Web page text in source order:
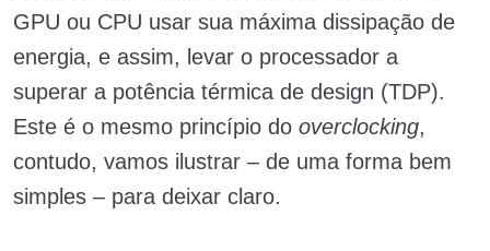
GPU ou CPU usar sua máxima dissipação de
energia, e assim, levar o processador a
superar a potência térmica de design (TDP).
Este é o mesmo princípio do overclocking,
contudo, vamos ilustrar – de uma forma bem
simples – para deixar claro.